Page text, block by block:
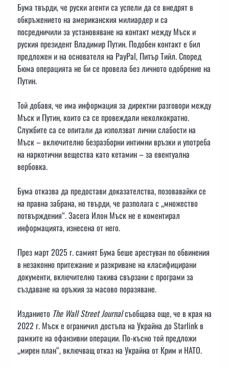
Бума твърди, че руски агенти са успели да се внедрят в
обкръжението на американския милиардер и са
посредничили за установяване на контакт между Мъск и
руския президент Владимир Путин. Подобен контакт е бил
предложен и на основателя на PayPal, Питър Тийл. Според
Бюма операцията не би се провела без личното одобрение на
Путин.
Той добавя, че има информация за директни разговори между
Мъск и Путин, които са се провеждали неколкократно.
Службите са се опитали да използват лични слабости на
Мъск – включително безразборни интимни връзки и употреба
на наркотични вещества като кетамин – за евентуална
вербовка.
Бума отказва да предостави доказателства, позовавайки се
на правна забрана, но твърди, че разполага с „множество
потвърждения“. Засега Илон Мъск не е коментирал
информацията, изнесена от него.
През март 2025 г. самият Бума беше арестуван по обвинения
в незаконно притежание и разкриване на класифицирани
документи, включително такива свързани с програми за
създаване на оръжия за масово поразяване.
Изданието The Wall Street Journalсъобщава още, че в края на
2022 г. Мъск е ограничил достъпа на Украйна до Starlink в
рамките на офанзивни операции. По-късно той предложи
„мирен план“, включващ отказ на Украйна от Крим и НАТО.